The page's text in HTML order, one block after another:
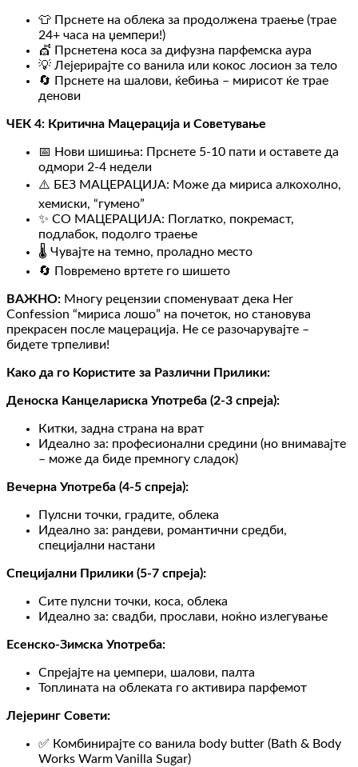
👕 Прснете на облека за продолжена траење (трае
24+ часа на џемпери!)
💇 Прснетена коса за дифузна парфемска аура
💡 Лејерирајте со ванила или кокос лосион за тело
🔄 Прснете на шалови, ќебиња – мирисот ќе трае
денови
ЧЕК 4: Критична Мацерација и Советување
📅 Нови шишиња: Прснете 5-10 пати и оставете да
одмори 2-4 недели
⚠️ БЕЗ МАЦЕРАЦИЈА: Може да мириса алкохолно,
хемиски, “гумено”
✨ СО МАЦЕРАЦИЈА: Поглатко, покремаст,
подлабок, подолго траење
🌡️ Чувајте на темно, проладно место
🔄 Повремено вртете го шишето
ВАЖНО: Многу рецензии споменуваат дека Her
Confession “мириса лошо” на почеток, но становува
прекрасен после мацерација. Не се разочарувајте –
бидете трпеливи!
Како да го Користите за Различни Прилики:
Деноска Канцелариска Употреба (2-3 спреја):
Китки, задна страна на врат
Идеално за: професионални средини (но внимавајте
– може да биде премногу сладок)
Вечерна Употреба (4-5 спреја):
Пулсни точки, градите, облека
Идеално за: рандеви, романтични средби,
специјални настани
Специјални Прилики (5-7 спреја):
Сите пулсни точки, коса, облека
Идеално за: свадби, прослави, ноќно излегување
Есенско-Зимска Употреба:
Спрејајте на џемпери, шалови, палта
Топлината на облеката го активира парфемот
Лејеринг Совети:
✅ Комбинирајте со ванила body butter (Bath & Body
Works Warm Vanilla Sugar)